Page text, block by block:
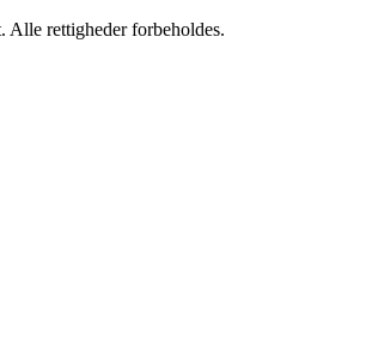
Alle rettigheder forbeholdes.